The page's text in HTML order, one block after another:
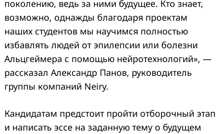
поколению, ведь за ними будущее. Кто знает,
возможно, однажды благодаря проектам
наших студентов мы научимся полностью
избавлять людей от эпилепсии или болезни
Альцгеймера с помощью нейротехнологий», —
рассказал Александр Панов, руководитель
группы компаний Neiry.
Кандидатам предстоит пройти отборочный этап
и написать эссе на заданную тему о будущем